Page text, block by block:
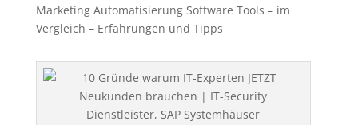
Marketing Automatisierung Software Tools – im
Vergleich – Erfahrungen und Tipps